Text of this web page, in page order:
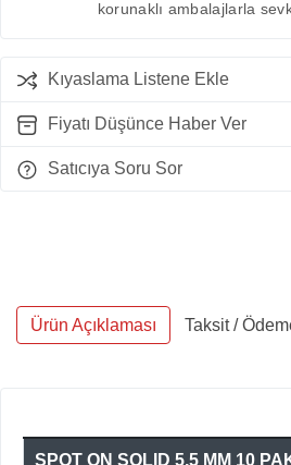
korunaklı ambalajlarla
Kıyaslama Listene Ekle
Fiyatı Düşünce Haber Ver
Satıcıya Soru Sor
Ürün Açıklaması Taksit /
SPOT ON SOLID 5,5 MM 10